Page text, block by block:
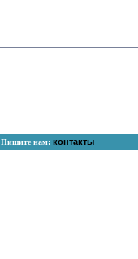
Пишите нам: контакты